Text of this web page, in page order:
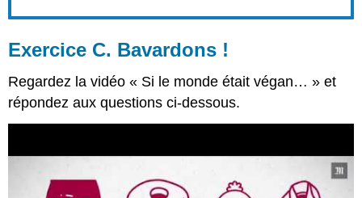
Exercice C. Bavardons !
Regardez la vidéo « Si le monde était végan… » et
répondez aux questions ci-dessous.